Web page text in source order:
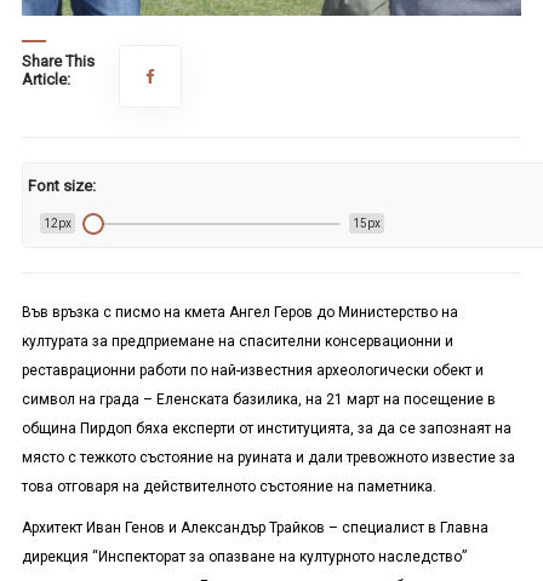
Share This
Article:
Font size:
12px 15px
Във връзка с писмо на кмета Ангел Геров до Министерство на
културата за предприемане на спасителни консервационни и
реставрационни работи по най-известния археологически обект и
символ на града – Еленската базилика, на 21 март на посещение в
община Пирдоп бяха експерти от институцията, за да се запознаят на
място с тежкото състояние на руината и дали тревожното известие за
това отговаря на действителното състояние на паметника.
Архитект Иван Генов и Александър Трайков – специалист в Главна
дирекция “Инспекторат за опазване на културното наследство”